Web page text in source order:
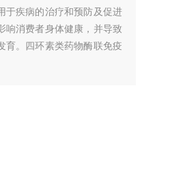
于疾病的治疗和预防及促进
响消费者身体健康，并导致
育。四环素类药物酶联免疫